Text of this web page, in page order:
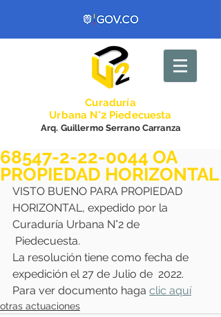
Curaduría
Urbana N°2 Piedecuesta
Arq. Guillermo Serrano Carranza
68547-2-22-0044 OA
PROPIEDAD HORIZONTAL
VISTO BUENO PARA PROPIEDAD
HORIZONTAL, expedido por la
Curaduría Urbana N°2 de
Piedecuesta.
La resolución tiene como fecha de
expedición el 27 de Julio de  2022.
Para ver documento haga clic aquí
otras actuaciones